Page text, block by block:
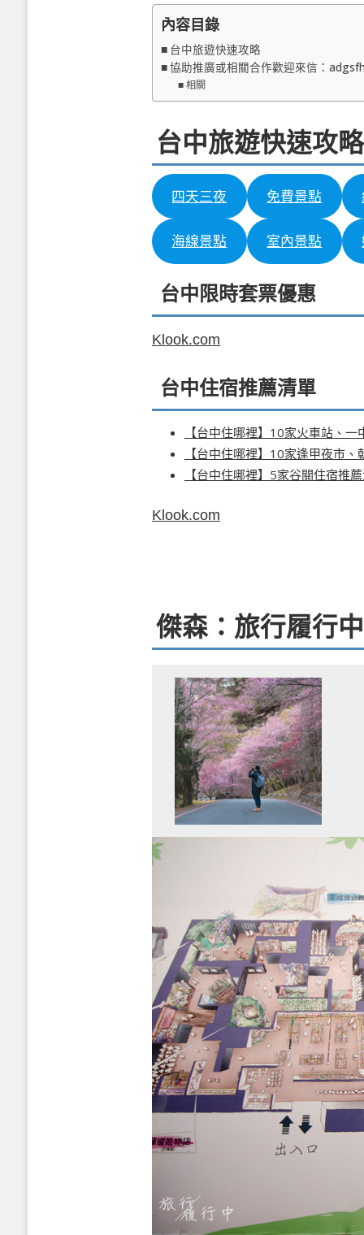
內容目錄
台中旅遊快速攻略
協助推廣或相關合作歡迎來信：
相關
台中旅遊快速攻略
四天三夜 免費景點
海線景點 室內景點
台中限時套票優惠
Klook.com
台中住宿推薦清單
【台中住哪裡】10家火車站、
【台中住哪裡】10家逢甲夜市
【台中住哪裡】5家谷關住宿推
Klook.com
傑森：旅行履行中